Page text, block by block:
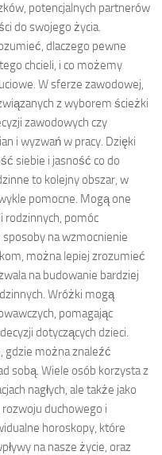
potencjalnych partnerów
do swojego życia.
dlaczego pewne
chcieli, i co możemy
W sferze zawodowej,
z wyborem ścieżki
zawodowych czy
i wyzwań w pracy. Dzięki
siebie i jasność co do
to kolejny obszar, w
pomocne. Mogą one
rodzinnych, pomóc
na wzmocnienie
można lepiej zrozumieć
na budowanie bardziej
Wróżki mogą
pomagając
dotyczących dzieci.
gdzie można znaleźć
sobą. Wiele osób korzysta z
nagłych, ale także jako
duchowego i
horoskopy, które
na nasze życie, oraz